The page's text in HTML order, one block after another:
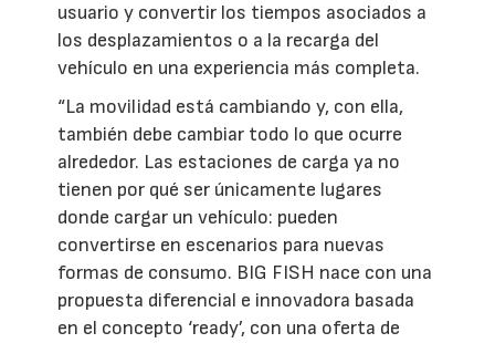
usuario y convertir los tiempos asociados a
los desplazamientos o a la recarga del
vehículo en una experiencia más completa.
“La movilidad está cambiando y, con ella,
también debe cambiar todo lo que ocurre
alrededor. Las estaciones de carga ya no
tienen por qué ser únicamente lugares
donde cargar un vehículo: pueden
convertirse en escenarios para nuevas
formas de consumo. BIG FISH nace con una
propuesta diferencial e innovadora basada
en el concepto ‘ready’, con una oferta de